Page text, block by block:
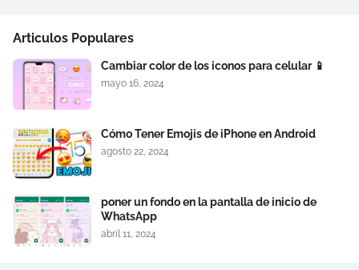
Articulos Populares
Cambiar color de los iconos para celular 📱
mayo 16, 2024
Cómo Tener Emojis de iPhone en Android
agosto 22, 2024
poner un fondo en la pantalla de inicio de
WhatsApp
abril 11, 2024